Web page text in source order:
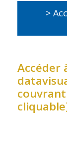
>
Accéder